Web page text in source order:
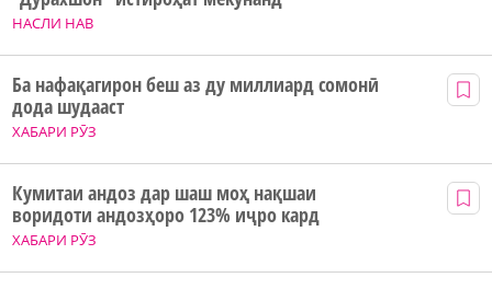
НАСЛИ НАВ
ХАБАРИ РӮЗ
Ба нафақагирон беш аз ду миллиард сомонӣ
дода шудааст
ХАБАРИ РӮЗ
Кумитаи андоз дар шаш моҳ нақшаи
воридоти андозҳоро 123% иҷро кард